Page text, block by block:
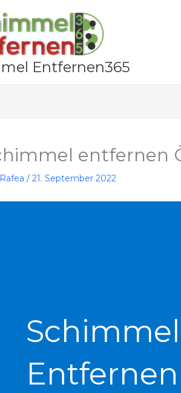
Entfernen365
entfernen
Rafea / 21. September 2022
Schimmel
Entfernen